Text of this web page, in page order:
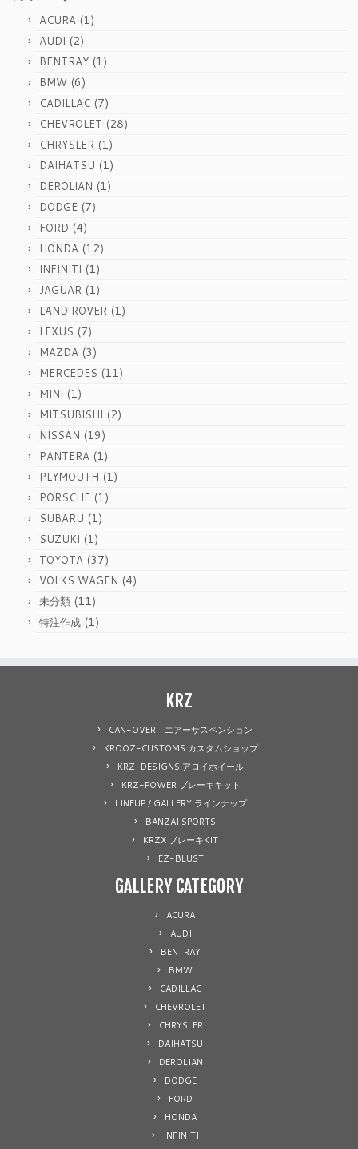
ACURA (1)
AUDI (2)
BENTRAY (1)
BMW (6)
CADILLAC (7)
CHEVROLET (28)
CHRYSLER (1)
DAIHATSU (1)
DEROLIAN (1)
DODGE (7)
FORD (4)
HONDA (12)
INFINITI (1)
JAGUAR (1)
LAND ROVER (1)
LEXUS (7)
MAZDA (3)
MERCEDES (11)
MINI (1)
MITSUBISHI (2)
NISSAN (19)
PANTERA (1)
PLYMOUTH (1)
PORSCHE (1)
SUBARU (1)
SUZUKI (1)
TOYOTA (37)
VOLKS WAGEN (4)
未分類 (11)
特注作成 (1)
KRZ
CAN-OVER エアーサスペンション
KROOZ-CUSTOMS カスタムショップ
KRZ-DESIGNS アロイホイール
KRZ-POWER ブレーキキット
LINEUP / GALLERY ラインナップ
BANZAI SPORTS
KRZX ブレーキKIT
EZ-BLUST
GALLERY CATEGORY
ACURA
AUDI
BENTRAY
BMW
CADILLAC
CHEVROLET
CHRYSLER
DAIHATSU
DEROLIAN
DODGE
FORD
HONDA
INFINITI